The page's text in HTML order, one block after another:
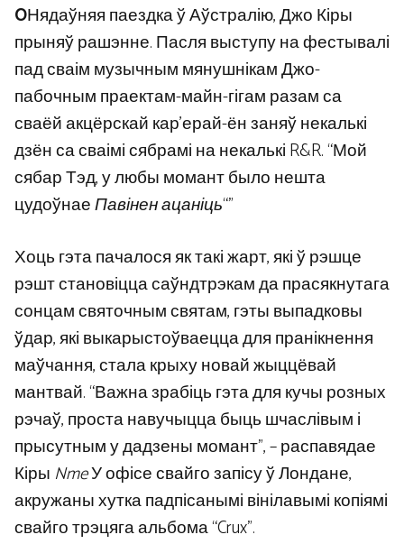
OНядаўняя паездка ў Аўстралію, Джо Кіры
прыняў рашэнне. Пасля выступу на фестывалі
пад сваім музычным мянушнікам Джо-
пабочным праектам-майн-гігам разам са
сваёй акцёрскай кар’ерай-ён заняў некалькі
дзён са сваімі сябрамі на некалькі R&R. “Мой
сябар Тэд, у любы момант было нешта
цудоўнаеПавінен ацаніць“”
Хоць гэта пачалося як такі жарт, які ў рэшце
рэшт становіцца саўндтрэкам да прасякнутага
сонцам святочным святам, гэты выпадковы
ўдар, які выкарыстоўваецца для пранікнення
маўчання, стала крыху новай жыццёвай
мантвай. “Важна зрабіць гэта для кучы розных
рэчаў, проста навучыцца быць шчаслівым і
прысутным у дадзены момант”, – распавядае
Кіры NmeУ офісе свайго запісу ў Лондане,
акружаны хутка падпісанымі вінілавымі копіямі
свайго трэцяга альбома “Crux”.